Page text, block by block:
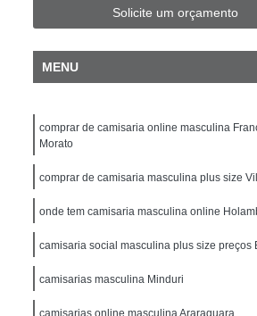
Camisa Social Masculina Plus Size
Social Plus Size Masculina
Plus Size
Camisa Individual
Masculina Slim Fit
Social Masculina Manga Longa
Slim Fit
Camisa Social Slim Fit
Slim Fit
Camisa de Linho Masculina Slim Fit
Camisa Masculina Slim
Solicite um orçamento
MENU
comprar de camisaria online masculina
Morato
comprar de camisaria masculina plus size
onde tem camisaria masculina online
camisaria social masculina plus size preços
camisarias masculina Minduri
camisarias online masculina Araraquara